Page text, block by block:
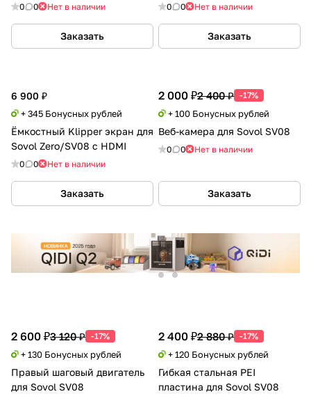
0 0 Нет в наличии
Заказать
6 900 ₽
+ 345 Бонусных рублей
Ёмкостный Klipper экран для
Sovol Zero/SV08 с HDMI
0 0 Нет в наличии
Заказать
2 000 ₽2 400 ₽ -17%
+ 100 Бонусных рублей
Веб-камера для Sovol SV08
0 0 Нет в наличии
Заказать
2 600 ₽3 120 ₽ -17%
+ 130 Бонусных рублей
Правый шаговый двигатель
для Sovol SV08
2 400 ₽2 880 ₽ -17%
+ 120 Бонусных рублей
Гибкая стальная PEI
пластина для Sovol SV08
0 0 Нет в наличии
Заказать